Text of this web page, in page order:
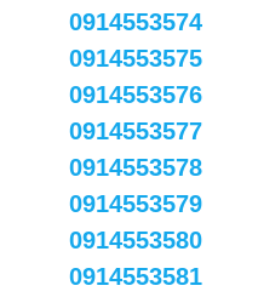
0914553574
0914553575
0914553576
0914553577
0914553578
0914553579
0914553580
0914553581